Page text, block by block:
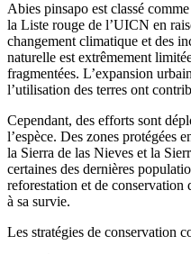
Abies pinsapo est classé comme
la Liste rouge de l’UICN en
changement climatique et des
naturelle est extrêmement
fragmentées. L’expansion
l’utilisation des terres ont
Cependant, des efforts sont
l’espèce. Des zones protégées
la Sierra de las Nieves et la
certaines des dernières
reforestation et de conservation
à sa survie.
Les stratégies de conservation